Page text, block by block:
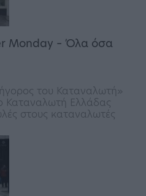
Monday – Όλα όσα
του Καταναλωτή»
Καταναλωτή Ελλάδας
στους καταναλωτές